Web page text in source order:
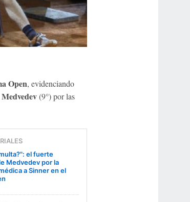
Open, evidenciando
(9°) por las
el fuerte
Medvedev por la
a Sinner en el